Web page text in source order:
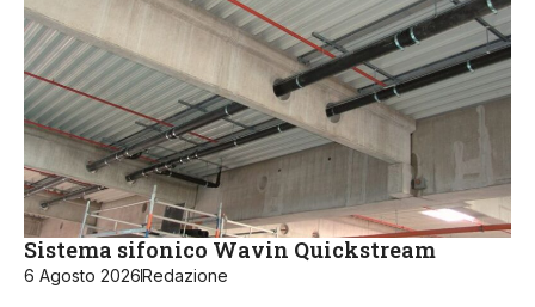
Sistema sifonico Wavin Quickstream
6 Agosto 2026Redazione